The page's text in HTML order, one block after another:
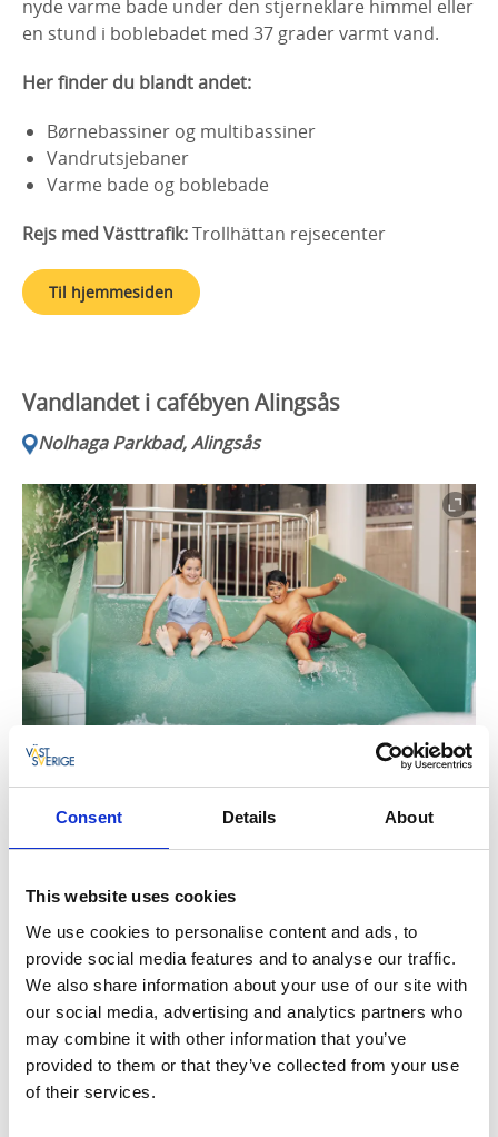
Consent Details About
This website uses cookies
We use cookies to personalise content and ads, to
provide social media features and to analyse our traffic.
We also share information about your use of our site with
our social media, advertising and analytics partners who
may combine it with other information that you’ve
provided to them or that they’ve collected from your use
of their services.
nyde varme bade under den stjerneklare himmel eller
en stund i boblebadet med 37 grader varmt vand.
Her finder du blandt andet:
Børnebassiner og multibassiner
Vandrutsjebaner
Varme bade og boblebade
Rejs med Västtrafik:Trollhättan rejsecenter
Til hjemmesiden
Vandlandet i cafébyen Alingsås
Nolhaga Parkbad, Alingsås
Alingsås og det fantastiske Nolhaga Parkbad. Her er
et separat poolområde for de mindre børn med
legeskulpturer, boblezoner og en vandpist. For de
større børn er der et eventyrbassin, en hule med
vandfald og en 'bølge-bølge', hvor man kan skabe sine
egne bølger.